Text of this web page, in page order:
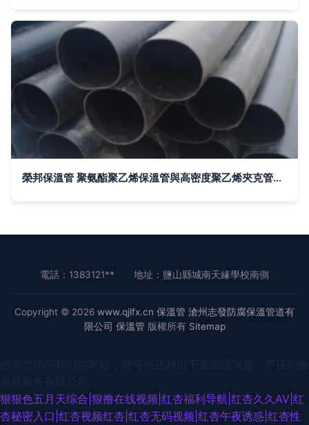
榮邦保溫管 聚氨酯聚乙烯保溫管與高密度聚乙烯夾克管的生產標桿
電話：1383121** 地址：鹽山縣城南天緣學校南側
Copyright © 2026 www.qjlfx.cn 保溫管 滄州志發防腐保溫管道有
限公司 保溫管 版權所有 Sitemap
狠狠色五月天综合|狠撸在线视频|红杏福利导航|红杏久久AV|红
杏秘密入口|红杏视频红杏|红杏无码视频|红杏午夜诱惑|红杏性